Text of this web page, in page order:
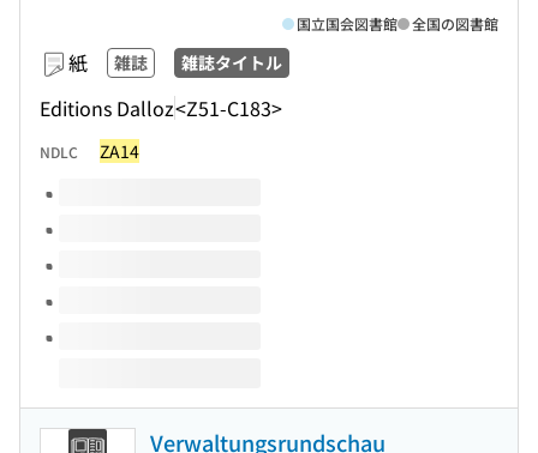
紙 雑誌 雑誌タイトル
Editions Dalloz<Z51-C183>
国立国会図書館 全国の図書館
NDLC ZA14
このタイトルの巻号
Verwaltungsrundschau